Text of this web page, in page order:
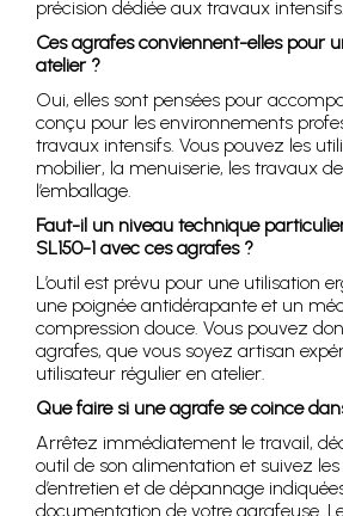
précision dédiée aux travaux intensifs.
Ces agrafes conviennent-elles pour
atelier ?
Oui, elles sont pensées pour
conçu pour les environnements
travaux intensifs. Vous pouvez les
mobilier, la menuiserie, les travaux
l’emballage.
Faut-il un niveau technique
SL150-1 avec ces agrafes ?
L’outil est prévu pour une utilisation
une poignée antidérapante et un
compression douce. Vous pouvez
agrafes, que vous soyez artisan
utilisateur régulier en atelier.
Que faire si une agrafe se coince
Arrêtez immédiatement le travail,
outil de son alimentation et suivez
d’entretien et de dépannage
documentation de votre agrafeuse.